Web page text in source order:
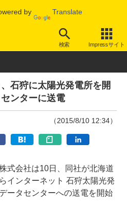
by Translate
検索 Impressサイト
フト サービス データセンター
石狩に太陽光発電所を開
ンターに送電
（2015/8/10 12:34）
式会社は10日、同社が北海道
インターネット 石狩太陽光発
ータセンターへの送電を開始